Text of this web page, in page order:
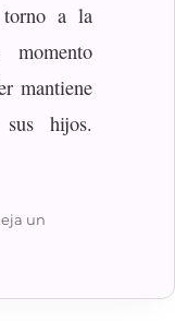
torno a la
mantiene
hijos.
del otoño»
un